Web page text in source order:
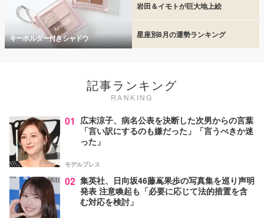
キーホルダー付きシャドウ
岩田＆イモトが巨大地上絵
星座別8月の運勢ランキング
記事ランキング
RANKING
01 広末涼子、病名公表を決断した次男からの言葉
「言い訳にするのも嫌だった」「言うべきか迷
った」
モデルプレス
02 集英社、日向坂46藤嶌果歩の写真集を巡り声明
発表 注意喚起も「必要に応じて法的措置を含
む対応を検討」